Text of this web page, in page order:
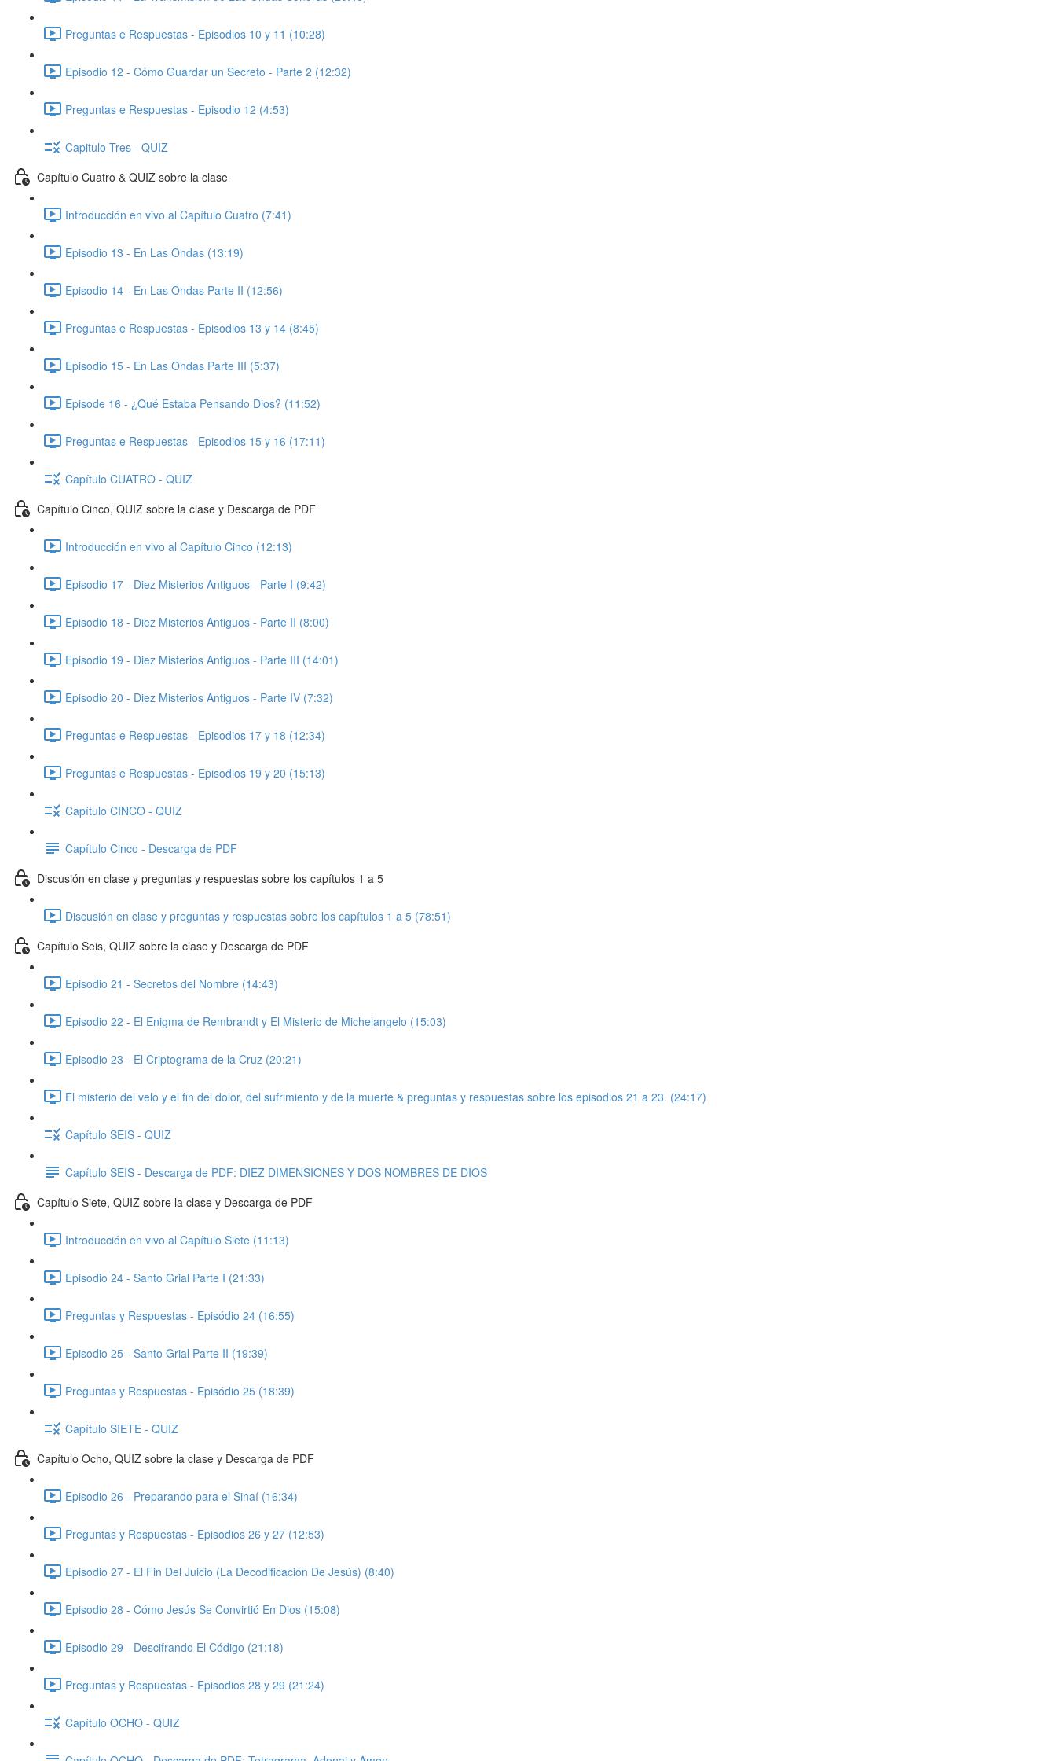
Preguntas e Respuestas - Episodios 10 y 11 (10:28)
Episodio 12 - Cómo Guardar un Secreto - Parte 2 (12:32)
Preguntas e Respuestas - Episodio 12 (4:53)
Capitulo Tres - QUIZ
Capítulo Cuatro & QUIZ sobre la clase
Introducción en vivo al Capítulo Cuatro (7:41)
Episodio 13 - En Las Ondas (13:19)
Episodio 14 - En Las Ondas Parte II (12:56)
Preguntas e Respuestas - Episodios 13 y 14 (8:45)
Episodio 15 - En Las Ondas Parte III (5:37)
Episode 16 - ¿Qué Estaba Pensando Dios? (11:52)
Preguntas e Respuestas - Episodios 15 y 16 (17:11)
Capítulo CUATRO - QUIZ
Capítulo Cinco, QUIZ sobre la clase y Descarga de PDF
Introducción en vivo al Capítulo Cinco (12:13)
Episodio 17 - Diez Misterios Antiguos - Parte I (9:42)
Episodio 18 - Diez Misterios Antiguos - Parte II (8:00)
Episodio 19 - Diez Misterios Antiguos - Parte III (14:01)
Episodio 20 - Diez Misterios Antiguos - Parte IV (7:32)
Preguntas e Respuestas - Episodios 17 y 18 (12:34)
Preguntas e Respuestas - Episodios 19 y 20 (15:13)
Capítulo CINCO - QUIZ
Capítulo Cinco - Descarga de PDF
Discusión en clase y preguntas y respuestas sobre los capítulos 1 a 5
Discusión en clase y preguntas y respuestas sobre los capítulos 1 a 5 (78:51)
Capítulo Seis, QUIZ sobre la clase y Descarga de PDF
Episodio 21 - Secretos del Nombre (14:43)
Episodio 22 - El Enigma de Rembrandt y El Misterio de Michelangelo (15:03)
Episodio 23 - El Criptograma de la Cruz (20:21)
El misterio del velo y el fin del dolor, del sufrimiento y de la muerte & preguntas y respuestas sobre los episodios 21 a 23. (24:17)
Capítulo SEIS - QUIZ
Capítulo SEIS - Descarga de PDF: DIEZ DIMENSIONES Y DOS NOMBRES DE DIOS
Capítulo Siete, QUIZ sobre la clase y Descarga de PDF
Introducción en vivo al Capítulo Siete (11:13)
Episodio 24 - Santo Grial Parte I (21:33)
Preguntas y Respuestas - Episódio 24 (16:55)
Episodio 25 - Santo Grial Parte II (19:39)
Preguntas y Respuestas - Episódio 25 (18:39)
Capítulo SIETE - QUIZ
Capítulo Ocho, QUIZ sobre la clase y Descarga de PDF
Episodio 26 - Preparando para el Sinaí (16:34)
Preguntas y Respuestas - Episodios 26 y 27 (12:53)
Episodio 27 - El Fin Del Juicio (La Decodificación De Jesús) (8:40)
Episodio 28 - Cómo Jesús Se Convirtió En Dios (15:08)
Episodio 29 - Descifrando El Código (21:18)
Preguntas y Respuestas - Episodios 28 y 29 (21:24)
Capítulo OCHO - QUIZ